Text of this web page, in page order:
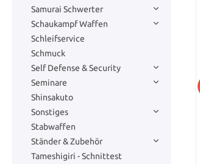
Samurai Schwerter
Schaukampf Waffen
Schleifservice
Schmuck
Self Defense & Security
Seminare
Shinsakuto
Sonstiges
Stabwaffen
Ständer & Zubehör
Tameshigiri - Schnittest